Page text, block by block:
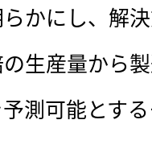
かにし、解
生産量から
測可能とす